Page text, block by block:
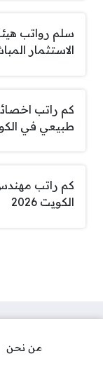
سلم رواتب
الاستثمار المباشر
كم راتب
طبيعي في الكويت
كم راتب
الكويت 2026
من نحن